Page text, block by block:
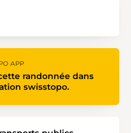
APP
randonnée dans
swisstopo.